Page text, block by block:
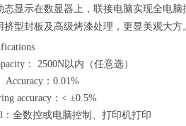
显示在数显器上，联接电脑实现全电脑
型封板及高级烤漆处理，更显美观大方
： 2500N以内（任意选）
Accuracy：0.01%
accuracy：< ±0.5%
：全数控或电脑控制、打印机打印